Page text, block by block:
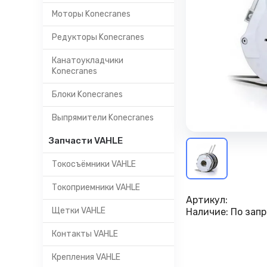
Моторы Konecranes
Редукторы Konecranes
Канатоукладчики
Konecranes
Блоки Konecranes
Выпрямители Konecranes
Запчасти VAHLE
Токосъёмники VAHLE
Токоприемники VAHLE
Щетки VAHLE
Контакты VAHLE
Крепления VAHLE
Артикул:
Наличие: По